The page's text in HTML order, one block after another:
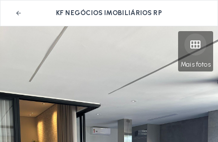
KF NEGÓCIOS IMOBILIÁRIOS RP
Mais fotos